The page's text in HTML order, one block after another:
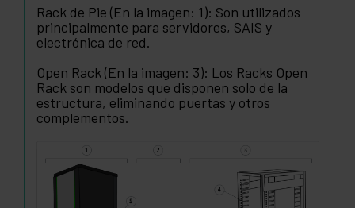
Rack de Pie (En la imagen: 1): Son utilizados
principalmente para servidores, SAIS y
electrónica de red.
Open Rack (En la imagen: 3): Los Racks Open
Rack son modelos que disponen solo de la
estructura, eliminando puertas y otros
complementos.